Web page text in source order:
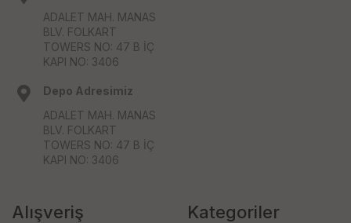
ADALET MAH. MANAS
BLV. FOLKART
TOWERS NO: 47 B İÇ
KAPI NO: 3406
Depo Adresimiz
ADALET MAH. MANAS
BLV. FOLKART
TOWERS NO: 47 B İÇ
KAPI NO: 3406
Alışveriş Kategoriler